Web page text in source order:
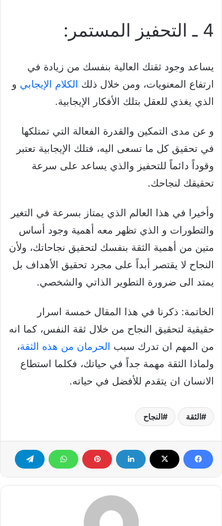
4 ـ التحفيز المستمر:
يساعد وجود ثقتك العالية بنفسك من زيادة في
ارتفاع المعنويات، ومن خلال ذلك الكلام الإيجابي و
الذي يغذي للعقل بتلك الأفكار الإيجابية.
و عن مدى التمكين والقدرة الفعالة التي تمتلكها
في تحقيق كل ما تسعى اليه، فتلك الإيجابية تعتبر
وقوداً دائماً للتحفيز والذي يساعد على سرعة
تحقيقك لنجاحك.
وأخيرا في هذا العالم الذي يمتاز بسرعة في التغير
والتطورات و الذي تظهر معه أهمية وجود أساس
متين من أهمية الثقة بنفسك لتحقيق نجاحاتك، ولأن
النجاح لا يقتصر أبداً على مجرد تحقيق الأهداف بل
يمتد الى ضرورة التطوير الذاتي والشخصي.
الخاتمة: ذكرنا في هذا المقال خمسة اسرار
حقيقية لتحقيق النجاح من خلال ثقة النفس، كما انه
من المهم ان تدرك سبب الحرمان من هذه الثقة،
ولماذا الثقة مهمة جداً في حياتك، فكلما استطاع
الانسان ان يتقدم للأفضل في حياته.
الثقة النجاح